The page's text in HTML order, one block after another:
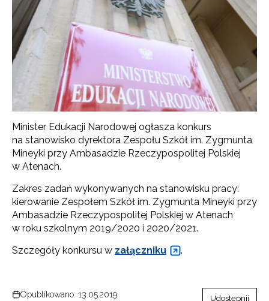
Minister Edukacji Narodowej ogłasza konkurs
na stanowisko dyrektora Zespołu Szkół im. Zygmunta
Mineyki przy Ambasadzie Rzeczypospolitej Polskiej
w Atenach.
Zakres zadań wykonywanych na stanowisku pracy:
kierowanie Zespołem Szkół im. Zygmunta Mineyki przy
Ambasadzie Rzeczypospolitej Polskiej w Atenach
w roku szkolnym 2019/2020 i 2020/2021.
Szczegóły konkursu w załączniku .
Opublikowano: 13.05.2019
Udostępnij